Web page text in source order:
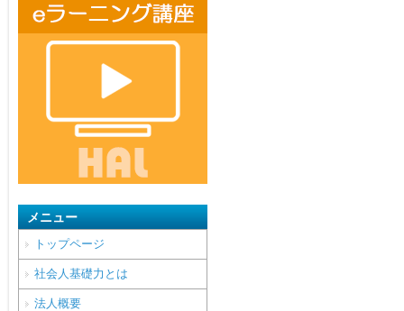
メニュー
トップページ
社会人基礎力とは
法人概要